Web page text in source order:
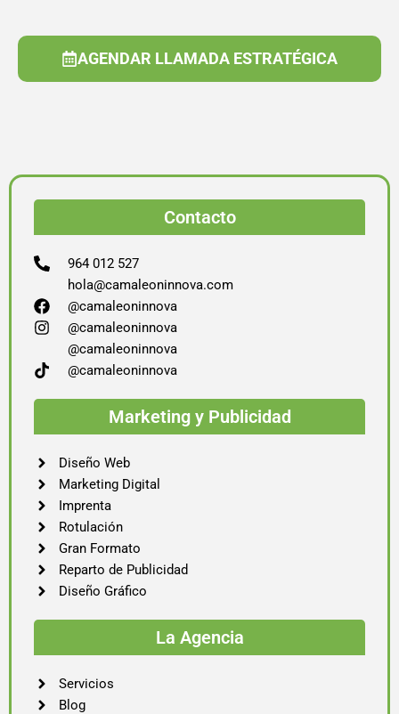
AGENDAR LLAMADA ESTRATÉGICA
Contacto
964 012 527
hola@camaleoninnova.com
@camaleoninnova
@camaleoninnova
@camaleoninnova
@camaleoninnova
Marketing y Publicidad
Diseño Web
Marketing Digital
Imprenta
Rotulación
Gran Formato
Reparto de Publicidad
Diseño Gráfico
La Agencia
Servicios
Blog